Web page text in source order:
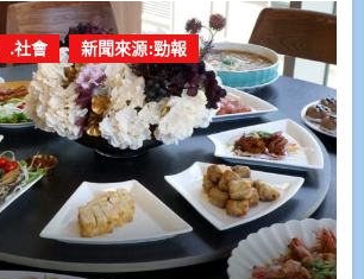
.社會 新聞來源:勁報